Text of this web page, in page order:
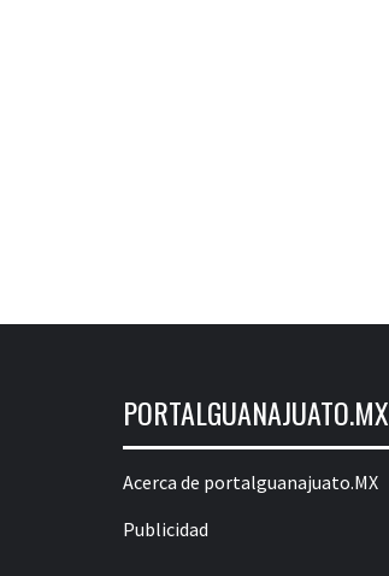
PORTALGUANAJUATO.MX
Acerca de portalguanajuato.MX
Publicidad